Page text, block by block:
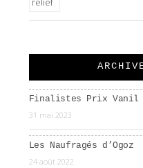
Finalistes Prix Vanil
31 mai 2023
Les Naufragés d’Ogoz
24 août 2022